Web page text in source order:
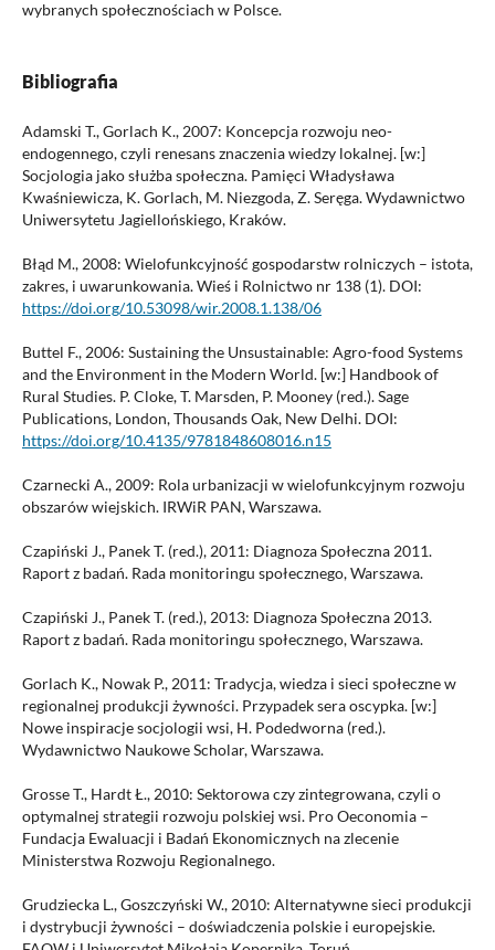
wybranych społecznościach w Polsce.
Bibliografia
Adamski T., Gorlach K., 2007: Koncepcja rozwoju neo-
endogennego, czyli renesans znaczenia wiedzy lokalnej. [w:]
Socjologia jako służba społeczna. Pamięci Władysława
Kwaśniewicza, K. Gorlach, M. Niezgoda, Z. Seręga. Wydawnictwo
Uniwersytetu Jagiellońskiego, Kraków.
Błąd M., 2008: Wielofunkcyjność gospodarstw rolniczych – istota,
zakres, i uwarunkowania. Wieś i Rolnictwo nr 138 (1). DOI:
https://doi.org/10.53098/wir.2008.1.138/06
Buttel F., 2006: Sustaining the Unsustainable: Agro-food Systems
and the Environment in the Modern World. [w:] Handbook of
Rural Studies. P. Cloke, T. Marsden, P. Mooney (red.). Sage
Publications, London, Thousands Oak, New Delhi. DOI:
https://doi.org/10.4135/9781848608016.n15
Czarnecki A., 2009: Rola urbanizacji w wielofunkcyjnym rozwoju
obszarów wiejskich. IRWiR PAN, Warszawa.
Czapiński J., Panek T. (red.), 2011: Diagnoza Społeczna 2011.
Raport z badań. Rada monitoringu społecznego, Warszawa.
Czapiński J., Panek T. (red.), 2013: Diagnoza Społeczna 2013.
Raport z badań. Rada monitoringu społecznego, Warszawa.
Gorlach K., Nowak P., 2011: Tradycja, wiedza i sieci społeczne w
regionalnej produkcji żywności. Przypadek sera oscypka. [w:]
Nowe inspiracje socjologii wsi, H. Podedworna (red.).
Wydawnictwo Naukowe Scholar, Warszawa.
Grosse T., Hardt Ł., 2010: Sektorowa czy zintegrowana, czyli o
optymalnej strategii rozwoju polskiej wsi. Pro Oeconomia –
Fundacja Ewaluacji i Badań Ekonomicznych na zlecenie
Ministerstwa Rozwoju Regionalnego.
Grudziecka L., Goszczyński W., 2010: Alternatywne sieci produkcji
i dystrybucji żywności – doświadczenia polskie i europejskie.